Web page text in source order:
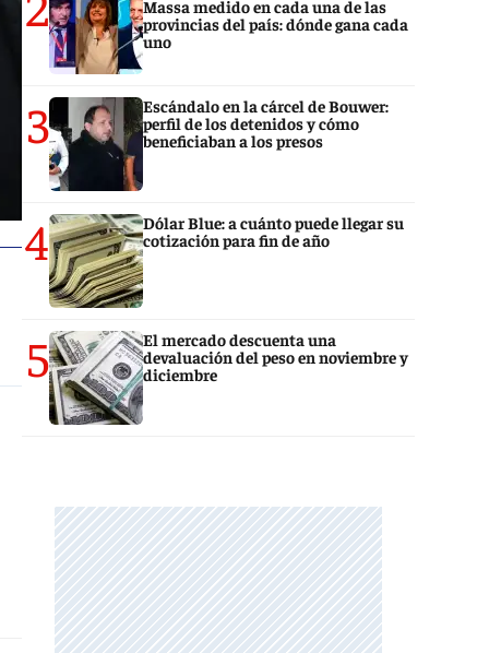
Massa medido en cada una de las
provincias del país: dónde gana cada
uno
3
Escándalo en la cárcel de Bouwer:
perfil de los detenidos y cómo
beneficiaban a los presos
4
Dólar Blue: a cuánto puede llegar su
cotización para fin de año
5
El mercado descuenta una
devaluación del peso en noviembre y
diciembre